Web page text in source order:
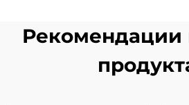
Рекомендации